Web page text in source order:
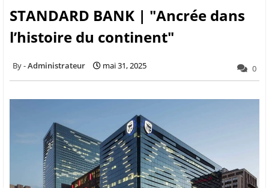
STANDARD BANK | "Ancrée dans
l’histoire du continent"
Administrateur mai 31, 2025 0